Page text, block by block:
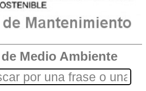
Medio Ambiente